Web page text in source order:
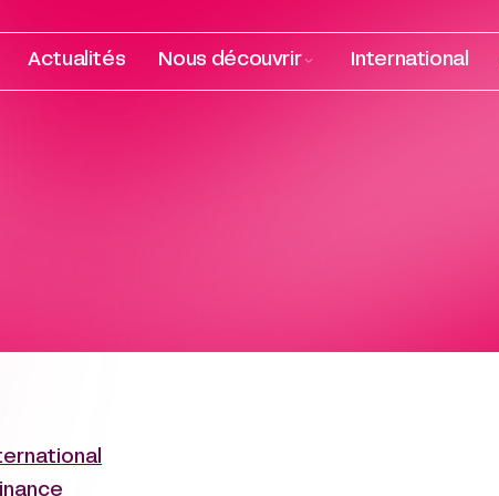
Actualités Nous découvrir International